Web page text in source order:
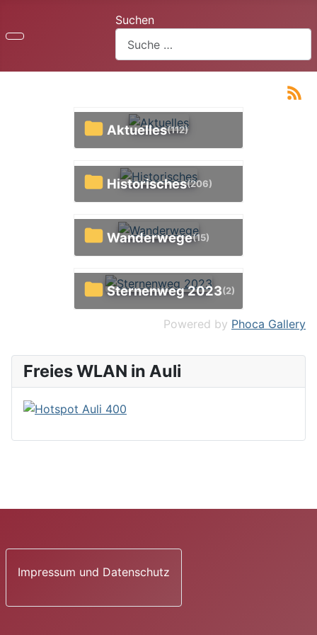
Suchen
Aktuelles(112)
Historisches(206)
Wanderwege(15)
Sternenweg 2023(2)
Powered by Phoca Gallery
Freies WLAN in Auli
Impressum und Datenschutz